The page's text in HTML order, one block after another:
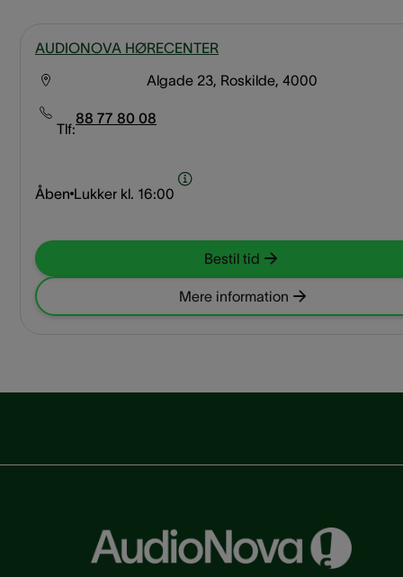
AUDIONOVA HØRECENTER
Algade 23, Roskilde, 4000
Tlf:
88 77 80 08
Åben Lukker kl. 16:00
Bestil tid
Mere information